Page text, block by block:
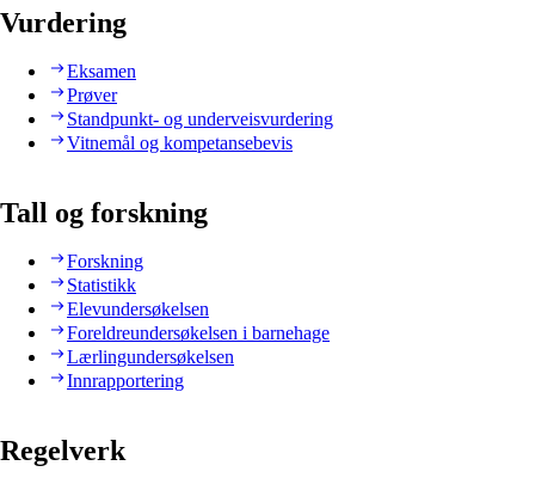
Vurdering
Eksamen
Prøver
Standpunkt- og underveisvurdering
Vitnemål og kompetansebevis
Tall og forskning
Forskning
Statistikk
Elevundersøkelsen
Foreldreundersøkelsen i barnehage
Lærlingundersøkelsen
Innrapportering
Regelverk